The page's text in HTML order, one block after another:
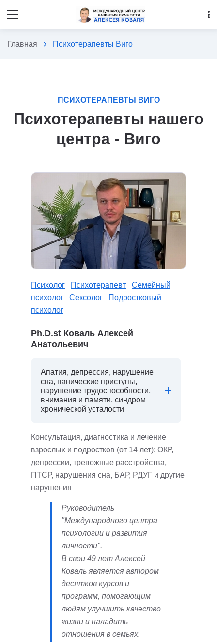
more_vert
Главная chevron_right Психотерапевты Виго
ПСИХОТЕРАПЕВТЫ ВИГО
Психотерапевты нашего
центра - Виго
Психолог Психотерапевт
Семейный
психолог
Сексолог
Подростковый
психолог
Ph.D.st Коваль Алексей
Анатольевич
Апатия, депрессия, нарушение
сна, панические приступы,
нарушение трудоспособности,
внимания и памяти, синдром
хронической усталости
Консультация, диагностика и лечение
взрослых и подростков (от 14 лет): ОКР,
депрессии, тревожные расстройства,
ПТСР, нарушения сна, БАР, РДУГ и другие
нарушения
Руководитель
"Международного центра
психологии и развития
личности".
В свои 49 лет Алексей
Коваль является автором
десятков курсов и
программ, помогающим
людям улучшить качество
жизни и наладить
отношения в семьях.